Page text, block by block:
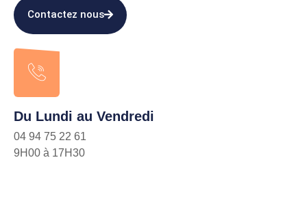
Contactez nous
Du Lundi au Vendredi
04 94 75 22 61
9H00 à 17H30